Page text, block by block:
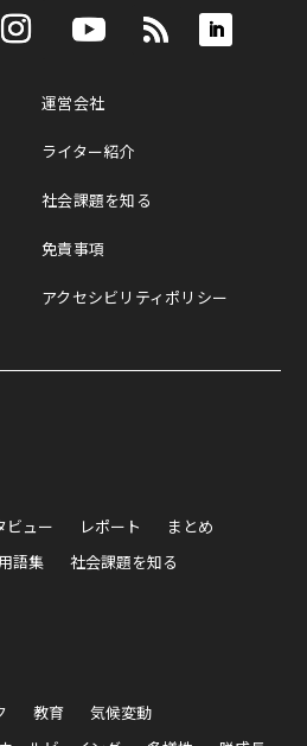
運営会社
ライター紹介
社会課題を知る
免責事項
アクセシビリティポリシー
ビュー レポート
まとめ
語集 社会課題を知る
教育
気候変動